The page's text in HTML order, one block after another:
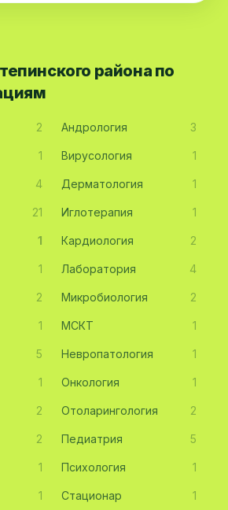
района по
2 Андрология 3
1 Вирусология 1
4 Дерматология 1
21 Иглотерапия 1
1 Кардиология 2
1 Лаборатория 4
2 Микробиология 2
1 МСКТ 1
5 Невропатология 1
1 Онкология 1
2 Отоларингология 2
2 Педиатрия 5
1 Психология 1
1 Стационар 1